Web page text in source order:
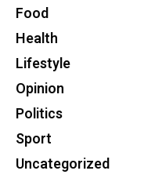
Food
Health
Lifestyle
Opinion
Politics
Sport
Uncategorized